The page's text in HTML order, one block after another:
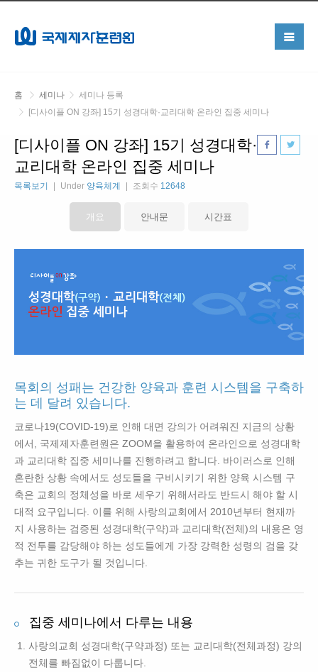
홈 세미나
세미나 등록
[디사이플 ON 강좌] 15기 성경대학·교리대학 온라인 집중 세미나
[디사이플 ON 강좌] 15기 성경대학·
교리대학 온라인 집중 세미나
목록보기 Under 양육체계 조회수 12648
개요 안내문 시간표
목회의 성패는 건강한 양육과 훈련 시스템을 구축하
는 데 달려 있습니다.
코로나19(COVID-19)로 인해 대면 강의가 어려워진 지금의 상황
에서, 국제제자훈련원은 ZOOM을 활용하여 온라인으로 성경대학
과 교리대학 집중 세미나를 진행하려고 합니다. 바이러스로 인해
혼란한 상황 속에서도 성도들을 구비시키기 위한 양육 시스템 구
축은 교회의 정체성을 바로 세우기 위해서라도 반드시 해야 할 시
대적 요구입니다. 이를 위해 사랑의교회에서 2010년부터 현재까
지 사용하는 검증된 성경대학(구약)과 교리대학(전체)의 내용은 영
적 전투를 감당해야 하는 성도들에게 가장 강력한 성령의 검을 갖
추는 귀한 도구가 될 것입니다.
집중 세미나에서 다루는 내용
사랑의교회 성경대학(구약과정) 또는 교리대학(전체과정) 강의
전체를 빠짐없이 다룹니다.